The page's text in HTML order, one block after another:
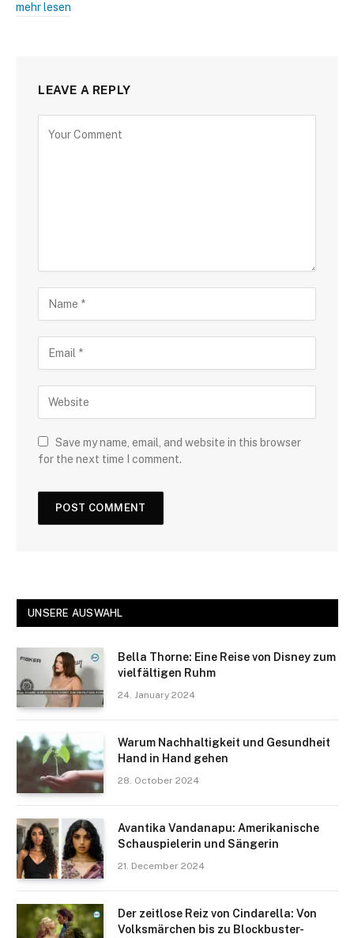
mehr lesen
LEAVE A REPLY
Save my name, email, and website in this browser
for the next time I comment.
UNSERE AUSWAHL
Bella Thorne: Eine Reise von Disney zum
vielfältigen Ruhm
24. January 2024
Warum Nachhaltigkeit und Gesundheit
Hand in Hand gehen
28. October 2024
Avantika Vandanapu: Amerikanische
Schauspielerin und Sängerin
21. December 2024
Der zeitlose Reiz von Cindarella: Von
Volksmärchen bis zu Blockbuster-